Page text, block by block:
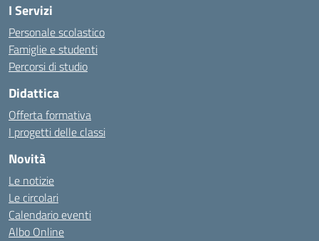
I Servizi
Personale scolastico
Famiglie e studenti
Percorsi di studio
Didattica
Offerta formativa
I progetti delle classi
Novità
Le notizie
Le circolari
Calendario eventi
Albo Online